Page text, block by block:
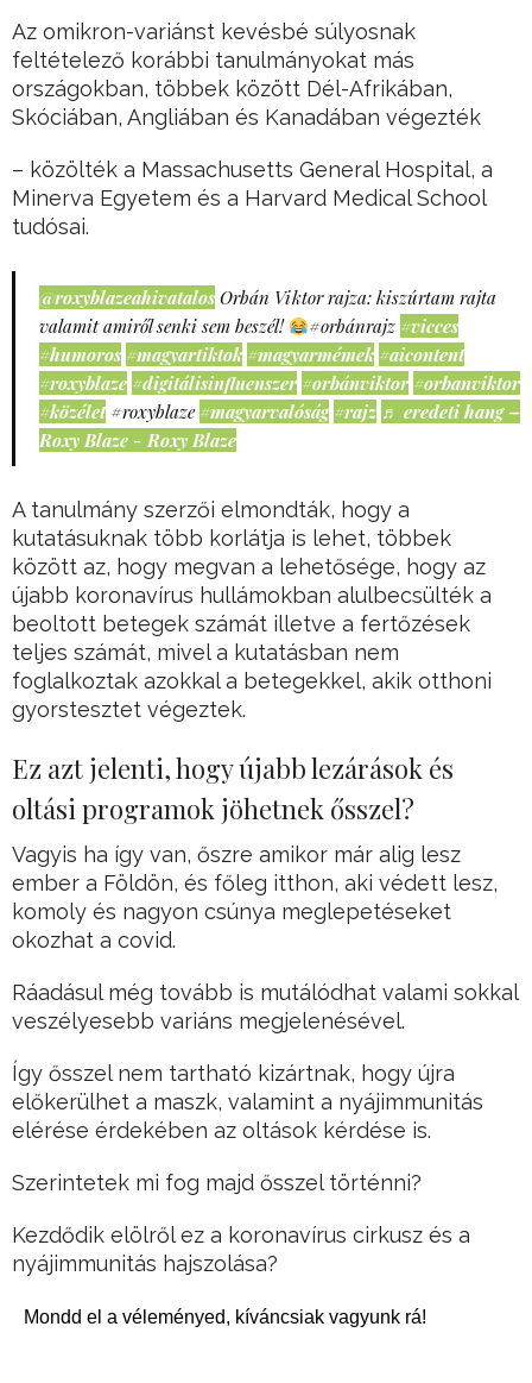
Az omikron-variánst kevésbé súlyosnak
feltételező korábbi tanulmányokat más
országokban, többek között Dél-Afrikában,
Skóciában, Angliában és Kanadában végezték
– közölték a Massachusetts General Hospital, a
Minerva Egyetem és a Harvard Medical School
tudósai.
@roxyblazeahivatalos Orbán Viktor rajza: kiszúrtam rajta
valamit amiről senki sem beszél!
#orbánrajz #vicces
#humoros #magyartiktok #magyarmémek #aicontent
#roxyblaze #digitálisinfluenszer #orbánviktor #orbanviktor
#közélet #roxyblaze #magyarvalóság #rajz ♬ eredeti hang –
Roxy Blaze - Roxy Blaze
A tanulmány szerzői elmondták, hogy a
kutatásuknak több korlátja is lehet, többek
között az, hogy megvan a lehetősége, hogy az
újabb koronavírus hullámokban alulbecsülték a
beoltott betegek számát illetve a fertőzések
teljes számát, mivel a kutatásban nem
foglalkoztak azokkal a betegekkel, akik otthoni
gyorstesztet végeztek.
Ez azt jelenti, hogy újabb lezárások és
oltási programok jöhetnek ősszel?
Vagyis ha így van, őszre amikor már alig lesz
ember a Földön, és főleg itthon, aki védett lesz,
komoly és nagyon csúnya meglepetéseket
okozhat a covid.
Ráadásul még tovább is mutálódhat valami sokkal
veszélyesebb variáns megjelenésével.
Így ősszel nem tartható kizártnak, hogy újra
előkerülhet a maszk, valamint a nyájimmunitás
elérése érdekében az oltások kérdése is.
Szerintetek mi fog majd ősszel történni?
Kezdődik elölről ez a koronavírus cirkusz és a
nyájimmunitás hajszolása?
Mondd el a véleményed, kíváncsiak vagyunk rá!